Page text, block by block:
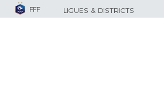
FFF LIGUES & DISTRICTS